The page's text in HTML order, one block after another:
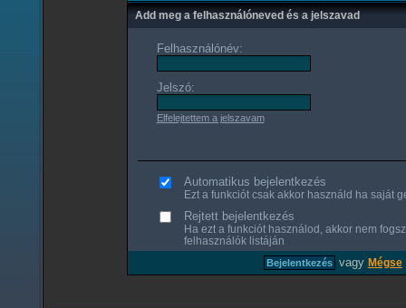
Add meg a felhasználóneved és a jelszavad
Felhasználónév:
Jelszó:
Elfelejtettem a jelszavam
Automatikus bejelentkezés
Ezt a funkciót csak akkor használd ha saját
Rejtett bejelentkezés
Ha ezt a funkciót használod, akkor nem
felhasználók listáján
vagy Mégse